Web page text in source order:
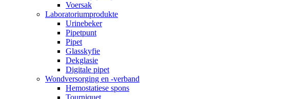
Voersak
Laboratoriumprodukte
Urinebeker
Pipetpunt
Pipet
Glasskyfie
Dekglasie
Digitale pipet
Wondversorging en -verband
Hemostatiese spons
Tourniquet